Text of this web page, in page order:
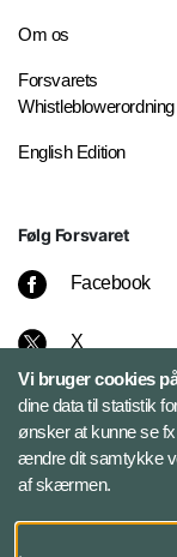
Om os
Forsvarets
Whistleblowerordning
English Edition
Følg Forsvaret
Facebook
X
Instagram
Bluesky
LinkedIn
Vi bruger cookies
dine data til statistik
ønsker at kunne se
ændre dit samtykke
af skærmen.